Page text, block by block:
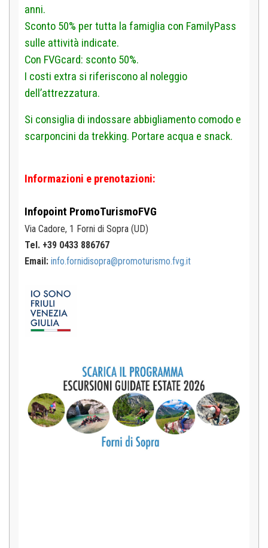
anni.
Sconto 50% per tutta la famiglia con FamilyPass
sulle attività indicate.
Con FVGcard: sconto 50%.
I costi extra si riferiscono al noleggio
dell’attrezzatura.
Si consiglia di indossare abbigliamento comodo e
scarponcini da trekking. Portare acqua e snack.
Informazioni e prenotazioni:
Infopoint PromoTurismoFVG
Via Cadore, 1 Forni di Sopra (UD)
Tel. +39 0433 886767
Email: info.fornidisopra@promoturismo.fvg.it